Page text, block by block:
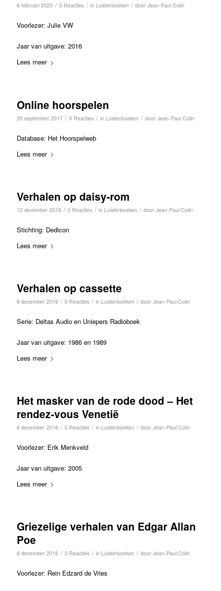
6 februari 2020 / 0 Reacties / in Luisterboeken / door Jean-Paul Colin
Voorlezer: Julie VW
Jaar van uitgave: 2016
Lees meer
Online hoorspelen
20 september 2017 / 0 Reacties / in Luisterboeken / door Jean-Paul Colin
Database: Het Hoorspelweb
Lees meer
Verhalen op daisy-rom
12 december 2016 / 0 Reacties / in Luisterboeken / door Jean-Paul Colin
Stichting: Dedicon
Lees meer
Verhalen op cassette
6 december 2016 / 0 Reacties / in Luisterboeken / door Jean-Paul Colin
Serie: Deltas Audio en Uniepers Radioboek
Jaar van uitgave: 1986 en 1989
Lees meer
Het masker van de rode dood – Het
rendez-vous Venetië
6 december 2016 / 0 Reacties / in Luisterboeken / door Jean-Paul Colin
Voorlezer: Erik Menkveld
Jaar van uitgave: 2005
Lees meer
Griezelige verhalen van Edgar Allan
Poe
6 december 2016 / 0 Reacties / in Luisterboeken / door Jean-Paul Colin
Voorlezer: Rein Edzard de Vries